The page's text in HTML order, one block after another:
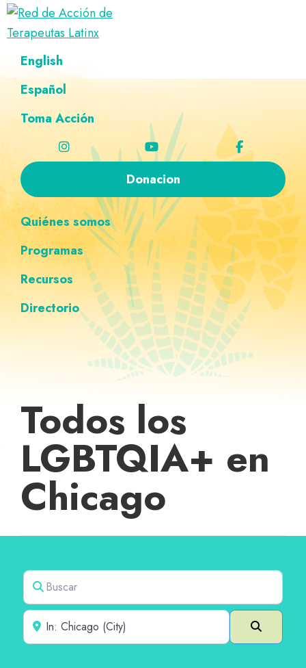
Saltar
navegación
principal
Ir
al
principal
Saltar
al
página
Saltar
navegación
personalizada
Red
de
Acción
de
Latinx
Directorio
terapeutas
Latinx
English
Español
Toma Acción
Donacion
Quiénes somos
Programas
Recursos
Directorio
Todos los
LGBTQIA+ en
Chicago
Buscar
Cerca de
Buscar